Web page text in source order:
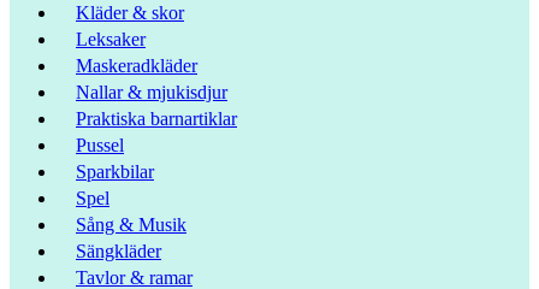
Kläder & skor
Leksaker
Maskeradkläder
Nallar & mjukisdjur
Praktiska barnartiklar
Pussel
Sparkbilar
Spel
Sång & Musik
Sängkläder
Tavlor & ramar